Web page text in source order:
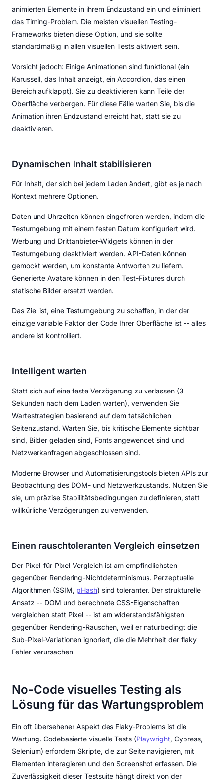
animierten Elemente in ihrem Endzustand ein und eliminiert
das Timing-Problem. Die meisten visuellen Testing-
Frameworks bieten diese Option, und sie sollte
standardmäßig in allen visuellen Tests aktiviert sein.
Vorsicht jedoch: Einige Animationen sind funktional (ein
Karussell, das Inhalt anzeigt, ein Accordion, das einen
Bereich aufklappt). Sie zu deaktivieren kann Teile der
Oberfläche verbergen. Für diese Fälle warten Sie, bis die
Animation ihren Endzustand erreicht hat, statt sie zu
deaktivieren.
Dynamischen Inhalt stabilisieren
Für Inhalt, der sich bei jedem Laden ändert, gibt es je nach
Kontext mehrere Optionen.
Daten und Uhrzeiten können eingefroren werden, indem die
Testumgebung mit einem festen Datum konfiguriert wird.
Werbung und Drittanbieter-Widgets können in der
Testumgebung deaktiviert werden. API-Daten können
gemockt werden, um konstante Antworten zu liefern.
Generierte Avatare können in den Test-Fixtures durch
statische Bilder ersetzt werden.
Das Ziel ist, eine Testumgebung zu schaffen, in der der
einzige variable Faktor der Code Ihrer Oberfläche ist -- alles
andere ist kontrolliert.
Intelligent warten
Statt sich auf eine feste Verzögerung zu verlassen (3
Sekunden nach dem Laden warten), verwenden Sie
Wartestrategien basierend auf dem tatsächlichen
Seitenzustand. Warten Sie, bis kritische Elemente sichtbar
sind, Bilder geladen sind, Fonts angewendet sind und
Netzwerkanfragen abgeschlossen sind.
Moderne Browser und Automatisierungstools bieten APIs zur
Beobachtung des DOM- und Netzwerkzustands. Nutzen Sie
sie, um präzise Stabilitätsbedingungen zu definieren, statt
willkürliche Verzögerungen zu verwenden.
Einen rauschtoleranten Vergleich einsetzen
Der Pixel-für-Pixel-Vergleich ist am empfindlichsten
gegenüber Rendering-Nichtdeterminismus. Perzeptuelle
Algorithmen (SSIM, pHash) sind toleranter. Der strukturelle
Ansatz -- DOM und berechnete CSS-Eigenschaften
vergleichen statt Pixel -- ist am widerstandsfähigsten
gegenüber Rendering-Rauschen, weil er naturbedingt die
Sub-Pixel-Variationen ignoriert, die die Mehrheit der flaky
Fehler verursachen.
No-Code visuelles Testing als
Lösung für das Wartungsproblem
Ein oft übersehener Aspekt des Flaky-Problems ist die
Wartung. Codebasierte visuelle Tests (Playwright, Cypress,
Selenium) erfordern Skripte, die zur Seite navigieren, mit
Elementen interagieren und den Screenshot erfassen. Die
Zuverlässigkeit dieser Testsuite hängt direkt von der